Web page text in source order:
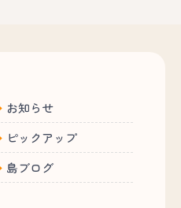
お知らせ
ピックアップ
島ブログ